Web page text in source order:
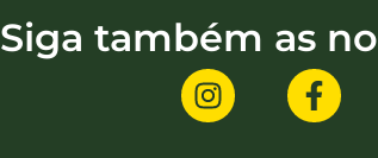
Siga também as